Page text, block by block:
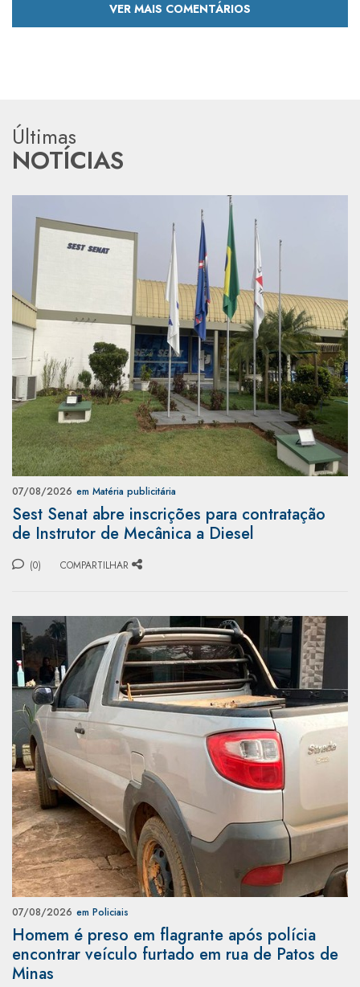
VER MAIS COMENTÁRIOS
Últimas
NOTÍCIAS
07/08/2026 em Matéria publicitária
Sest Senat abre inscrições para contratação
de Instrutor de Mecânica a Diesel
(0) COMPARTILHAR
07/08/2026 em Policiais
Homem é preso em flagrante após polícia
encontrar veículo furtado em rua de Patos de
Minas